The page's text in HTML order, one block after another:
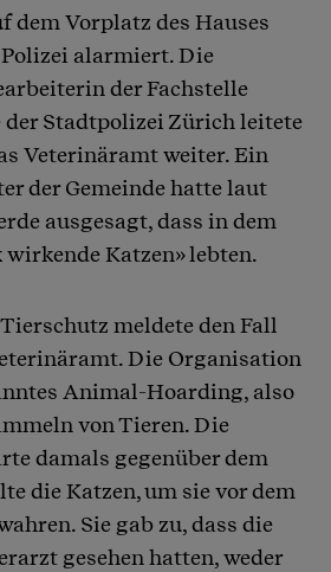
dem Vorplatz des Hauses
alarmiert. Die
der Fachstelle
Stadtpolizei Zürich leitete
Veterinäramt weiter. Ein
der Gemeinde hatte laut
ausgesagt, dass in dem
Katzen» lebten.
meldete den Fall
Die Organisation
Animal-Hoarding, also
von Tieren. Die
damals gegenüber dem
die Katzen, um sie vor dem
Sie gab zu, dass die
gesehen hatten, weder